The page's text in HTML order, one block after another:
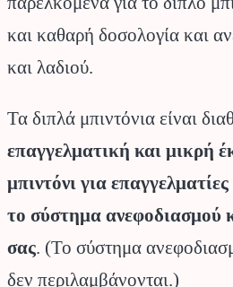
και καθαρή δοσολογία και
και λαδιού.
Τα διπλά μπιντόνια είναι
επαγγελματική και μικρή
μπιντόνι για επαγγελματίες
το σύστημα ανεφοδιασμού
σας. (Το σύστημα
δεν περιλαμβάνονται.)